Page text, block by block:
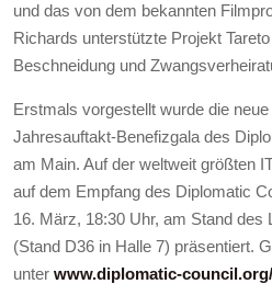
und das von dem bekannten
Richards unterstützte Projekt
Beschneidung und
Erstmals vorgestellt wurde die
Jahresauftakt-Benefizgala des
am Main. Auf der weltweit größten
auf dem Empfang des Diplomatic
16. März, 18:30 Uhr, am Stand des
(Stand D36 in Halle 7) präsentiert.
unter www.diplomatic-